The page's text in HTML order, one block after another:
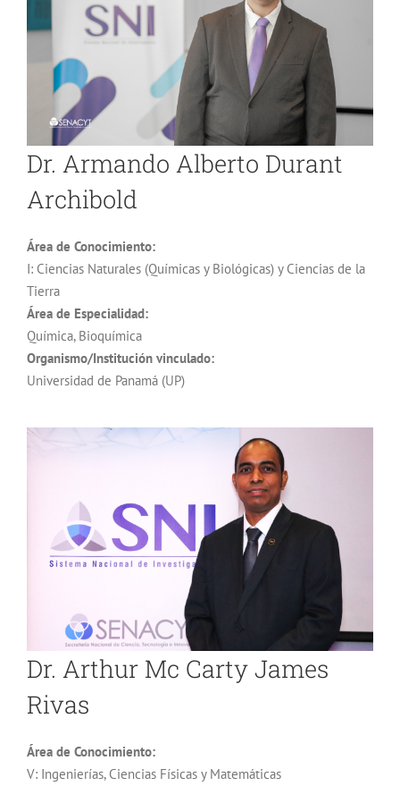
Dr. Armando Alberto Durant
Archibold
Área de Conocimiento:
I: Ciencias Naturales (Químicas y Biológicas) y Ciencias de la
Tierra
Área de Especialidad:
Química, Bioquímica
Organismo/Institución vinculado:
Universidad de Panamá (UP)
Dr. Arthur Mc Carty James
Rivas
Área de Conocimiento:
V: Ingenierías, Ciencias Físicas y Matemáticas